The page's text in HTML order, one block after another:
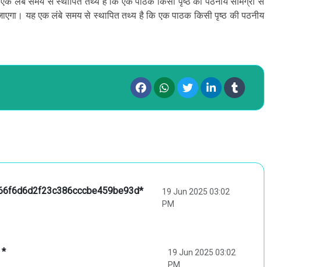
यह एक लंबे समय से स्थापित तथ्य है कि एक पाठक किसी पृष्ठ की पठनीय
19 Jun 2025 03:02
PM
*
19 Jun 2025 03:02
PM